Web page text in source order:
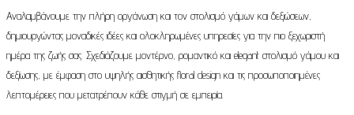
Αναλαμβάνουμε την πλήρη οργάνωση και τον στολισμό γάμων και δεξιώσεων,
δημιουργώντας μοναδικές ιδέες και ολοκληρωμένες υπηρεσίες για την πιο ξεχωριστή
ημέρα της ζωής σας. Σχεδιάζουμε μοντέρνο, ρομαντικό και elegant στολισμό γάμου και
δεξίωσης, με έμφαση στο υψηλής αισθητικής floral design και τις προσωποποιημένες
λεπτομέρειες που μετατρέπουν κάθε στιγμή σε εμπειρία.